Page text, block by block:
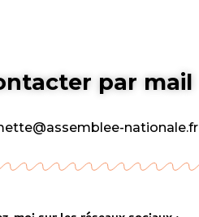
par mail
nationale.fr